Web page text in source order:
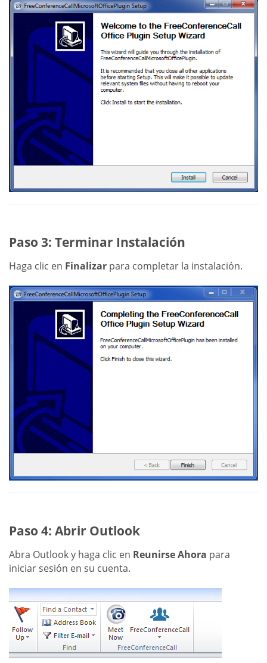
Paso 3: Terminar Instalación
Haga clic en Finalizar para completar la instalación.
Paso 4: Abrir Outlook
Abra Outlook y haga clic en Reunirse Ahora para
iniciar sesión en su cuenta.